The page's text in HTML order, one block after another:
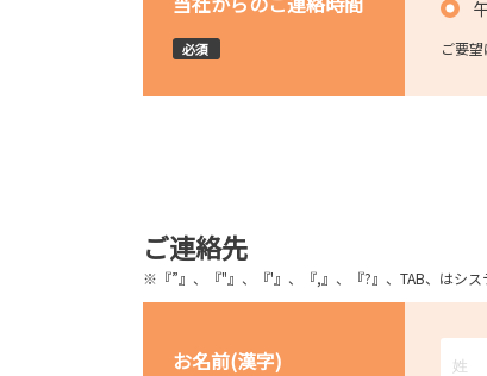
必須 ご要
ご連絡先
※『”』、『"』、『'』、『,』、『?』、TAB、はシス
お名前(漢字)